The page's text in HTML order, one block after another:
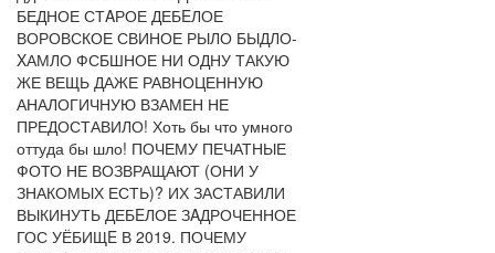
БЕДНОЕ СТAРОЕ ДЕБEЛОЕ
ВОРОВСКОЕ СВИНОЕ РЫЛО БЫДЛО-
XАМЛО ФСБШНОЕ НИ ОДНУ ТАКУЮ
ЖЕ ВЕЩЬ ДАЖЕ РАВНОЦЕННУЮ
АНАЛОГИЧНУЮ ВЗАМЕН НЕ
ПРЕДОСТАВИЛО! Хоть бы что умного
оттуда бы шло! ПОЧЕМУ ПЕЧАТНЫЕ
ФОТО НЕ ВОЗВРАЩАЮТ (ОНИ У
ЗНАКОМЫХ ЕСТЬ)? ИХ ЗАСТАВИЛИ
ВЫКИНУТЬ ДЕБEЛОЕ ЗAДРОЧЕННОЕ
ГОС УЁБИЩE В 2019. ПОЧЕМУ